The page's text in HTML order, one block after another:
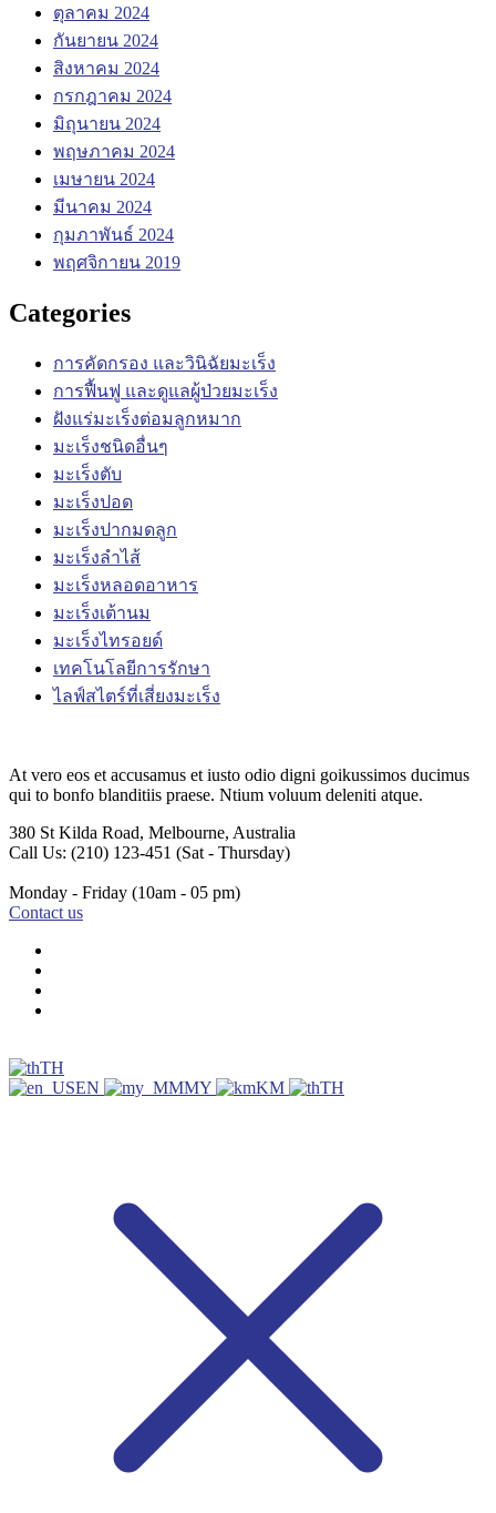
ตุลาคม 2024
กันยายน 2024
สิงหาคม 2024
กรกฎาคม 2024
มิถุนายน 2024
พฤษภาคม 2024
เมษายน 2024
มีนาคม 2024
กุมภาพันธ์ 2024
พฤศจิกายน 2019
Categories
การคัดกรอง และวินิฉัยมะเร็ง
การฟื้นฟู และดูแลผู้ป่วยมะเร็ง
ฝังแร่มะเร็งต่อมลูกหมาก
มะเร็งชนิดอื่นๆ
มะเร็งตับ
มะเร็งปอด
มะเร็งปากมดลูก
มะเร็งลำไส้
มะเร็งหลอดอาหาร
มะเร็งเต้านม
มะเร็งไทรอยด์
เทคโนโลยีการรักษา
ไลฟ์สไตร์ที่เสี่ยงมะเร็ง
At vero eos et accusamus et iusto odio digni goikussimos ducimus
qui to bonfo blanditiis praese. Ntium voluum deleniti atque.
380 St Kilda Road, Melbourne, Australia
Call Us: (210) 123-451 (Sat - Thursday)
Monday - Friday (10am - 05 pm)
Contact us
TH
EN
MY KM TH